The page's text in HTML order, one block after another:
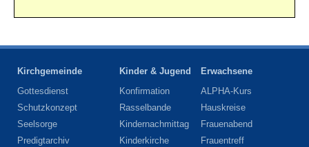
Kirchgemeinde
Gottesdienst
Schutzkonzept
Seelsorge
Predigtarchiv
Kinder & Jugend
Konfirmation
Rasselbande
Kindernachmittag
Kinderkirche
Erwachsene
ALPHA-Kurs
Hauskreise
Frauenabend
Frauentreff